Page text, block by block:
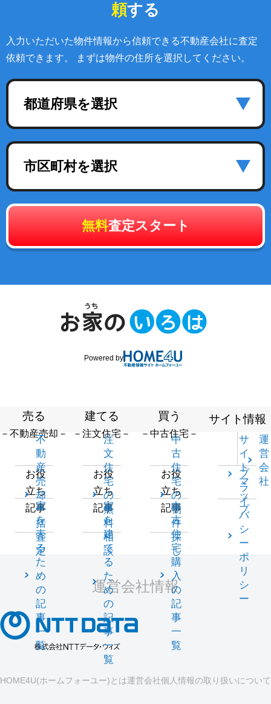
頼する
入力いただいた物件情報から信頼できる不動産会社に査定
依頼できます。 まずは物件の住所を選択してください。
都道府県を選択
市区町村を選択
無料査定スタート
Powered by
売る
－不動産売却－
不
動
産
売
却
一
括
査
定
お役
立ち
記事
家
を
売
る
た
め
の
記
事
一
覧
建てる
－注文住宅－
注
文
住
宅
の
無
料
相
談
お役
立ち
記事
家
を
建
て
る
た
め
の
記
事
一
覧
買う
－中古住宅－
中
古
住
宅
の
物
件
探
し
お役
立ち
記事
中
古
住
宅
購
入
の
記
事
一
覧
サイト情報
サ
イ
ト
マ
ッ
プ
運
営
会
社
プ
ラ
イ
バ
シ
ー
ポ
リ
シ
ー
運営会社情報
HOME4U(ホームフォーユー)とは運営会社個人情報の取り扱いについて